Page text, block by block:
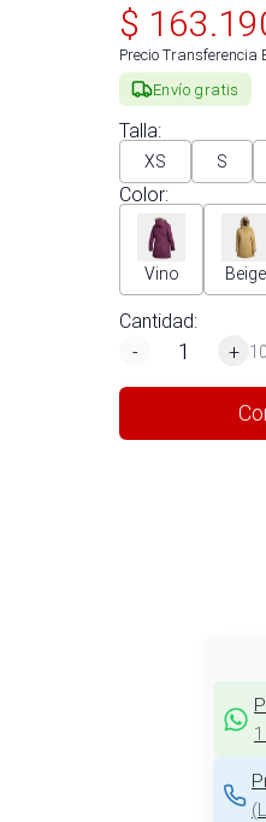
$
Precio Transferencia
Envío gratis
Talla:
XS S
Color:
Vino Beige
Cantidad:
-
+
(